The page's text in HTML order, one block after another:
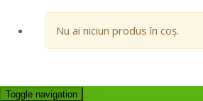
Nu ai niciun produs în coș.
Toggle navigation